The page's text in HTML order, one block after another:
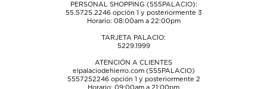
PERSONAL SHOPPING (555PALACIO):
55.5725.2246opción 1 y posteriormente 3
Horario: 08:00am a 22:00pm
TARJETA PALACIO:
5229.1999
ATENCIÓN A CLIENTES
elpalaciodehierro.com (555PALACIO)
5557252246opción 1 y posteriormente 2
Horario: 09:00am a 21:00pm